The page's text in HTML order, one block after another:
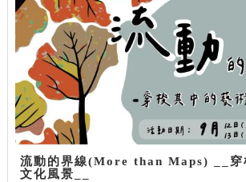
流動的界線(More than Maps) __穿
文化風景__